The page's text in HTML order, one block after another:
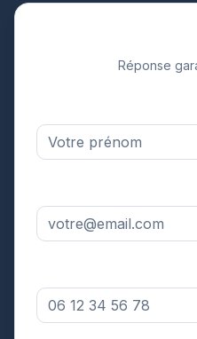
Réponse